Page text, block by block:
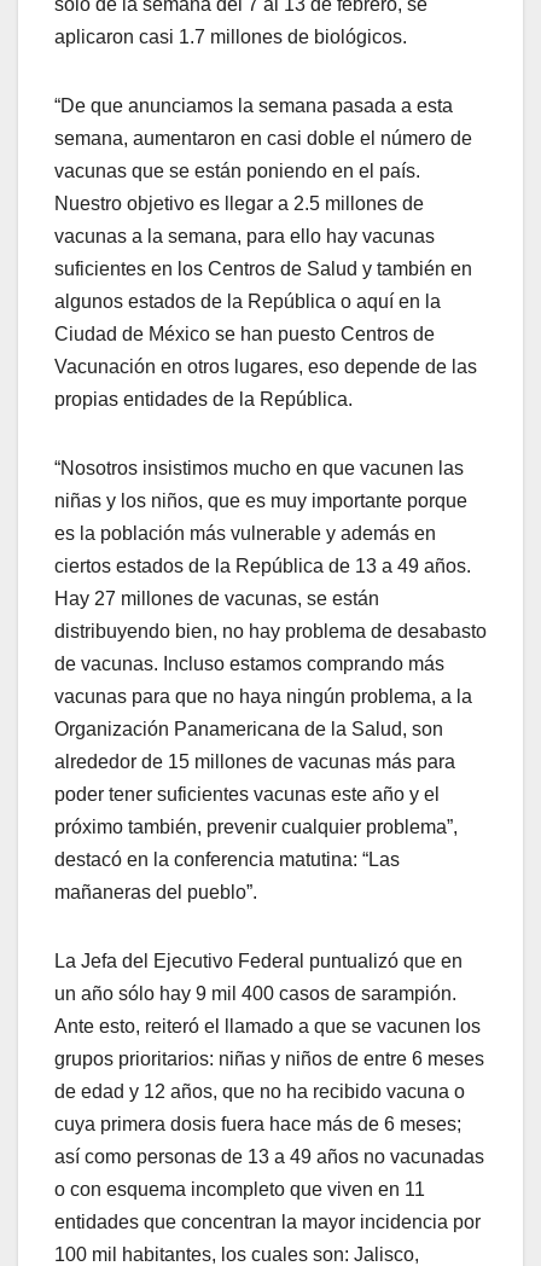
aplicaron casi 1.7 millones de biológicos.
“De que anunciamos la semana pasada a esta
semana, aumentaron en casi doble el número de
vacunas que se están poniendo en el país.
Nuestro objetivo es llegar a 2.5 millones de
vacunas a la semana, para ello hay vacunas
suficientes en los Centros de Salud y también en
algunos estados de la República o aquí en la
Ciudad de México se han puesto Centros de
Vacunación en otros lugares, eso depende de las
propias entidades de la República.
“Nosotros insistimos mucho en que vacunen las
niñas y los niños, que es muy importante porque
es la población más vulnerable y además en
ciertos estados de la República de 13 a 49 años.
Hay 27 millones de vacunas, se están
distribuyendo bien, no hay problema de desabasto
de vacunas. Incluso estamos comprando más
vacunas para que no haya ningún problema, a la
Organización Panamericana de la Salud, son
alrededor de 15 millones de vacunas más para
poder tener suficientes vacunas este año y el
próximo también, prevenir cualquier problema”,
destacó en la conferencia matutina: “Las
mañaneras del pueblo”.
La Jefa del Ejecutivo Federal puntualizó que en
un año sólo hay 9 mil 400 casos de sarampión.
Ante esto, reiteró el llamado a que se vacunen los
grupos prioritarios: niñas y niños de entre 6 meses
de edad y 12 años, que no ha recibido vacuna o
cuya primera dosis fuera hace más de 6 meses;
así como personas de 13 a 49 años no vacunadas
o con esquema incompleto que viven en 11
entidades que concentran la mayor incidencia por
100 mil habitantes, los cuales son: Jalisco,